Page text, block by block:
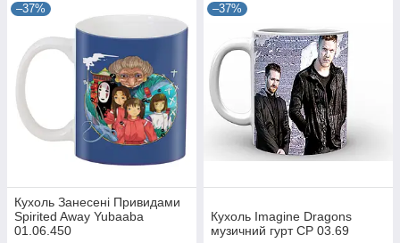
–37%
Кухоль Занесені Привидами
Spirited Away Yubaaba
01.06.450
–37%
Кухоль Imagine Dragons
музичний гурт CP 03.69